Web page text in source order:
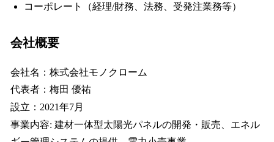
コーポレート（経理/財務、法務、受発注業務等）
会社概要
会社名：株式会社モノクローム
代表者：梅田 優祐
設立：2021年7月
事業内容: 建材一体型太陽光パネルの開発・販売、エネル